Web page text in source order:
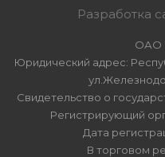
Разработка
ОАО
Юридический адрес:
Свидетельство о
Регистрирующий
Дата
В торговом